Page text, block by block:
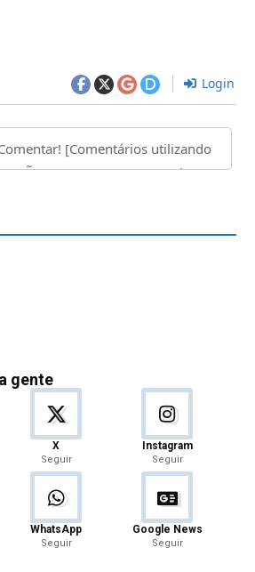
Login
gente
X
Seguir
Instagram
Seguir
WhatsApp
Seguir
Google News
Seguir